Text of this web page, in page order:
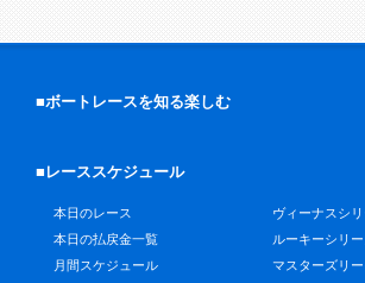
■ボートレースを知る楽しむ
■レーススケジュール
本日のレース
本日の払戻金一覧
月間スケジュール
ヴィーナスシ
ルーキーシリ
マスターズリ